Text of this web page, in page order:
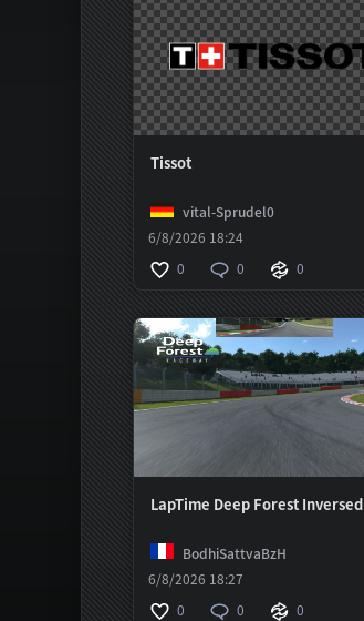
Tissot
vital-Sprudel0
6/8/2026 18:24
0
0 0
LapTime Deep Forest Inversed
BodhiSattvaBzH
6/8/2026 18:27
0
0 0